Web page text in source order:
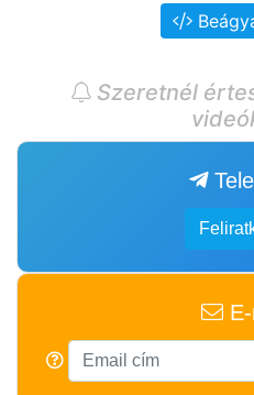
Szeretnél